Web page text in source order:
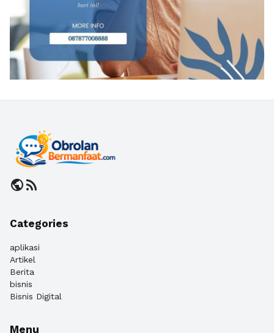
publicrss_feed
Categories
aplikasi
Artikel
Berita
bisnis
Bisnis Digital
Menu